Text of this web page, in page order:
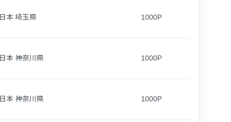
日本 埼玉県 1000P
日本 神奈川県 1000P
日本 神奈川県 1000P